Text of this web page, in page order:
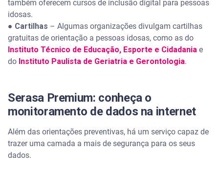
também oferecem cursos de inclusão digital para pessoas
idosas.
● Cartilhas – Algumas organizações divulgam cartilhas
gratuitas de orientação a pessoas idosas, como as do
Instituto Técnico de Educação, Esporte e Cidadania e
do Instituto Paulista de Geriatria e Gerontologia.
Serasa Premium: conheça o
monitoramento de dados na internet
Além das orientações preventivas, há um serviço capaz de
trazer uma camada a mais de segurança para os seus
dados.